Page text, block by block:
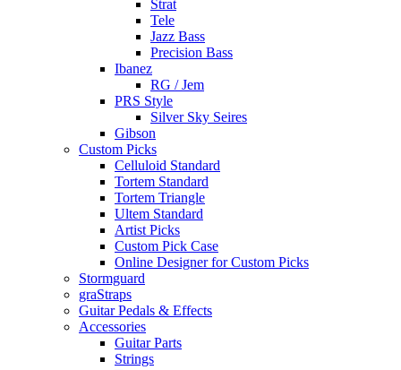
Strat
Tele
Jazz Bass
Precision Bass
Ibanez
RG / Jem
PRS Style
Silver Sky Seires
Gibson
Custom Picks
Celluloid Standard
Tortem Standard
Tortem Triangle
Ultem Standard
Artist Picks
Custom Pick Case
Online Designer for Custom Picks
Stormguard
graStraps
Guitar Pedals & Effects
Accessories
Guitar Parts
Strings